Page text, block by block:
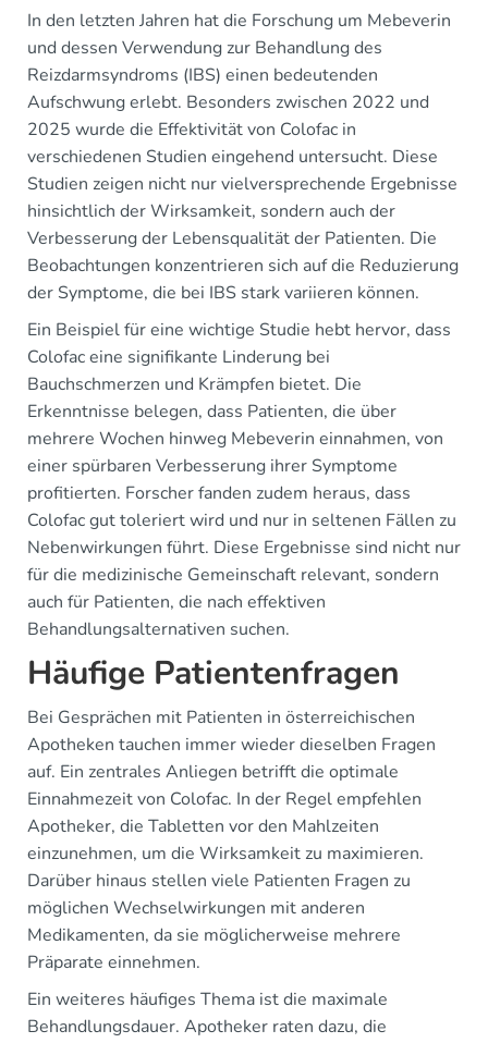
In den letzten Jahren hat die Forschung um Mebeverin
und dessen Verwendung zur Behandlung des
Reizdarmsyndroms (IBS) einen bedeutenden
Aufschwung erlebt. Besonders zwischen 2022 und
2025 wurde die Effektivität von Colofac in
verschiedenen Studien eingehend untersucht. Diese
Studien zeigen nicht nur vielversprechende Ergebnisse
hinsichtlich der Wirksamkeit, sondern auch der
Verbesserung der Lebensqualität der Patienten. Die
Beobachtungen konzentrieren sich auf die Reduzierung
der Symptome, die bei IBS stark variieren können.
Ein Beispiel für eine wichtige Studie hebt hervor, dass
Colofac eine signifikante Linderung bei
Bauchschmerzen und Krämpfen bietet. Die
Erkenntnisse belegen, dass Patienten, die über
mehrere Wochen hinweg Mebeverin einnahmen, von
einer spürbaren Verbesserung ihrer Symptome
profitierten. Forscher fanden zudem heraus, dass
Colofac gut toleriert wird und nur in seltenen Fällen zu
Nebenwirkungen führt. Diese Ergebnisse sind nicht nur
für die medizinische Gemeinschaft relevant, sondern
auch für Patienten, die nach effektiven
Behandlungsalternativen suchen.
Häufige Patientenfragen
Bei Gesprächen mit Patienten in österreichischen
Apotheken tauchen immer wieder dieselben Fragen
auf. Ein zentrales Anliegen betrifft die optimale
Einnahmezeit von Colofac. In der Regel empfehlen
Apotheker, die Tabletten vor den Mahlzeiten
einzunehmen, um die Wirksamkeit zu maximieren.
Darüber hinaus stellen viele Patienten Fragen zu
möglichen Wechselwirkungen mit anderen
Medikamenten, da sie möglicherweise mehrere
Präparate einnehmen.
Ein weiteres häufiges Thema ist die maximale
Behandlungsdauer. Apotheker raten dazu, die